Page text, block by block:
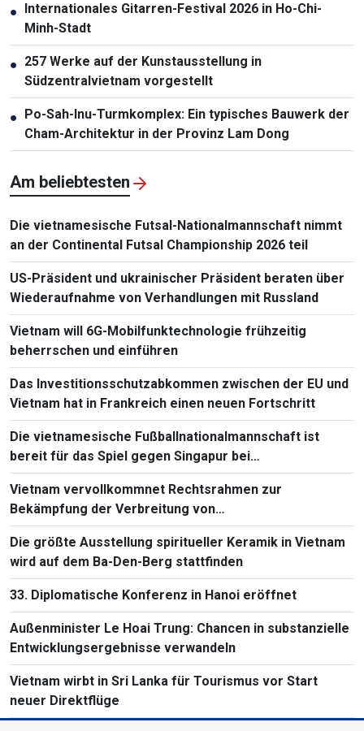
● Internationales Gitarren-Festival 2026 in Ho-Chi-
Minh-Stadt
● 257 Werke auf der Kunstausstellung in
Südzentralvietnam vorgestellt
● Po-Sah-Inu-Turmkomplex: Ein typisches Bauwerk der
Cham-Architektur in der Provinz Lam Dong
Am beliebtesten
Die vietnamesische Futsal-Nationalmannschaft nimmt
an der Continental Futsal Championship 2026 teil
US-Präsident und ukrainischer Präsident beraten über
Wiederaufnahme von Verhandlungen mit Russland
Vietnam will 6G-Mobilfunktechnologie frühzeitig
beherrschen und einführen
Das Investitionsschutzabkommen zwischen der EU und
Vietnam hat in Frankreich einen neuen Fortschritt
Die vietnamesische Fußballnationalmannschaft ist
bereit für das Spiel gegen Singapur bei
Südostasienmeisterschaft 2026
Vietnam vervollkommnet Rechtsrahmen zur
Bekämpfung der Verbreitung von
Massenvernichtungswaffen
Die größte Ausstellung spiritueller Keramik in Vietnam
wird auf dem Ba-Den-Berg stattfinden
33. Diplomatische Konferenz in Hanoi eröffnet
Außenminister Le Hoai Trung: Chancen in substanzielle
Entwicklungsergebnisse verwandeln
Vietnam wirbt in Sri Lanka für Tourismus vor Start
neuer Direktflüge